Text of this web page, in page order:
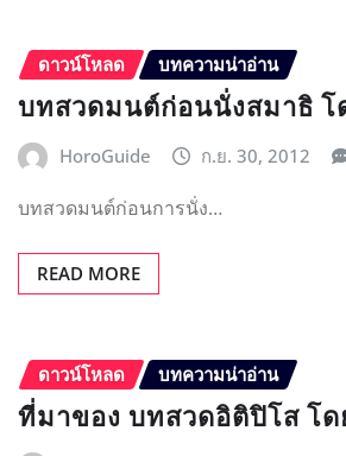
ดาวน์โหลด บทความน่าอ่าน
บทสวดมนต์ก่อนนั่งสมาธิ โ
HoroGuide ก.ย. 30, 2012
บทสวดมนต์ก่อนการนั่ง…
READ MORE
ดาวน์โหลด บทความน่าอ่าน
ที่มาของ บทสวดอิติปิโส โด